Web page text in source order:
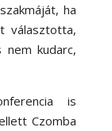
ha
választotta,
nem kudarc,
is
Czomba